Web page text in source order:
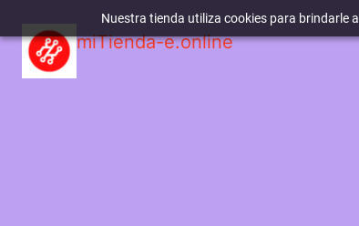
Nuestra tienda utiliza cookies para brindarle
miTienda-e.online